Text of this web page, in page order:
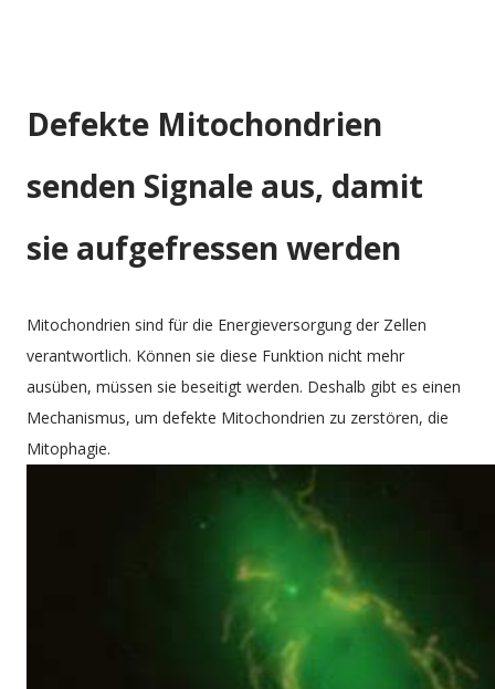
Defekte Mitochondrien
senden Signale aus, damit
sie aufgefressen werden
Mitochondrien sind für die Energieversorgung der Zellen
verantwortlich. Können sie diese Funktion nicht mehr
ausüben, müssen sie beseitigt werden. Deshalb gibt es einen
Mechanismus, um defekte Mitochondrien zu zerstören, die
Mitophagie.